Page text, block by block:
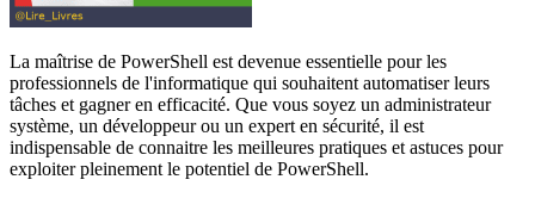
La maîtrise de PowerShell est devenue essentielle pour les
professionnels de l'informatique qui souhaitent automatiser leurs
tâches et gagner en efficacité. Que vous soyez un administrateur
système, un développeur ou un expert en sécurité, il est
indispensable de connaitre les meilleures pratiques et astuces pour
exploiter pleinement le potentiel de PowerShell.